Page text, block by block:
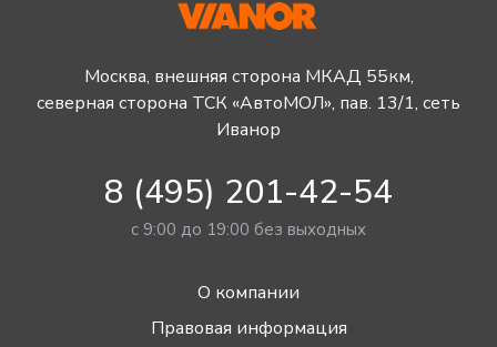
Москва, внешняя сторона МКАД 55км,
северная сторона ТСК «АвтоМОЛ», пав. 13/1, сеть
Иванор
8 (495) 201-42-54
с 9:00 до 19:00 без выходных
О компании
Правовая информация